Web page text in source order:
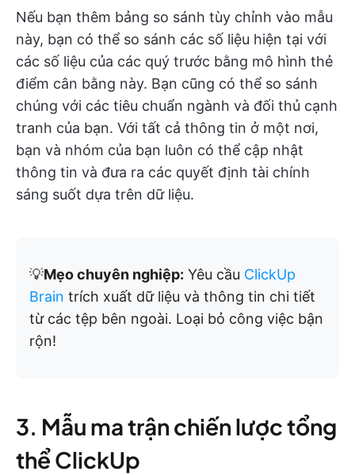
Nếu bạn thêm bảng so sánh tùy chỉnh vào mẫu
này, bạn có thể so sánh các số liệu hiện tại với
các số liệu của các quý trước bằng mô hình thẻ
điểm cân bằng này. Bạn cũng có thể so sánh
chúng với các tiêu chuẩn ngành và đối thủ cạnh
tranh của bạn. Với tất cả thông tin ở một nơi,
bạn và nhóm của bạn luôn có thể cập nhật
thông tin và đưa ra các quyết định tài chính
sáng suốt dựa trên dữ liệu.
💡Mẹo chuyên nghiệp: Yêu cầu ClickUp
Brain trích xuất dữ liệu và thông tin chi tiết
từ các tệp bên ngoài. Loại bỏ công việc bận
rộn!
3. Mẫu ma trận chiến lược tổng
thể ClickUp